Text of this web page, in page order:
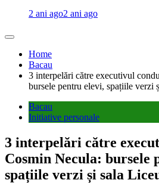
2 ani ago2 ani ago
Home
Bacau
3 interpelări către executivul
bursele pentru elevi, spațiile verzi
Bacau
Initiative personale
3 interpelări către
Cosmin Necula: bursele
spațiile verzi și sala